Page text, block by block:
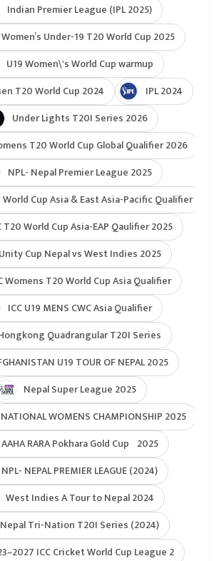
Indian Premier League (IPL 2025)
Women’s Under-19 T20 World Cup 2025
U19 Women\'s World Cup warmup
T20 World Cup 2024
IPL 2024
Under Lights T20I Series 2026
T20 World Cup Global Qualifier 2026
NPL- Nepal Premier League 2025
World Cup Asia & East Asia-Pacific Qualifier
T20 World Cup Asia-EAP Qaulifier 2025
Unity Cup Nepal vs West Indies 2025
Womens T20 World Cup Asia Qualifier
ICC U19 MENS CWC Asia Qualifier
Quadrangular T20I Series
U19 TOUR OF NEPAL 2025
Nepal Super League 2025
WOMENS CHAMPIONSHIP 2025
AAHA RARA Pokhara Gold Cup 2025
NPL- NEPAL PREMIER LEAGUE (2024)
West Indies A Tour to Nepal 2024
Nepal Tri-Nation T20I Series (2024)
ICC Cricket World Cup League 2